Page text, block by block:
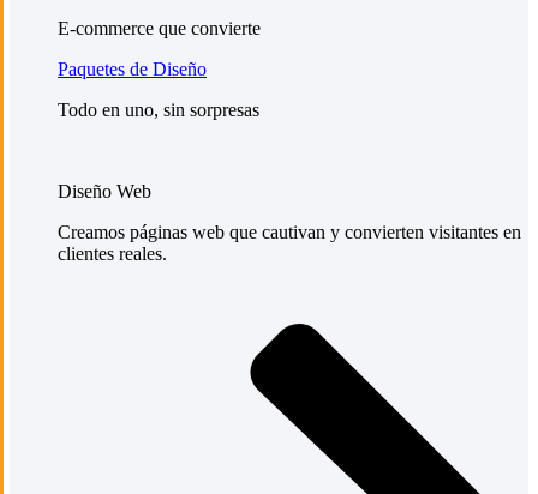
E-commerce que convierte
Paquetes de Diseño
Todo en uno, sin sorpresas
Diseño Web
Creamos páginas web que cautivan y convierten visitantes en
clientes reales.